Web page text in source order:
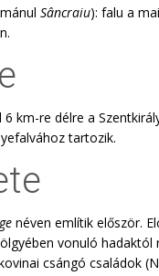
Sâncraiu): falu a
km-re délre a
tartozik.
néven említik először.
vonuló hadaktól
csángó családok